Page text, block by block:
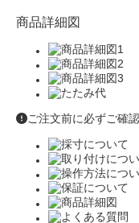
商品詳細図
ご注文前に必ずご確